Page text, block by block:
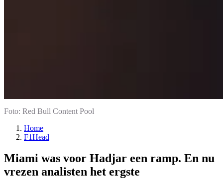
Foto: Red Bull Content Pool
Home
F1Head
Miami was voor Hadjar een ramp. En nu
vrezen analisten het ergste